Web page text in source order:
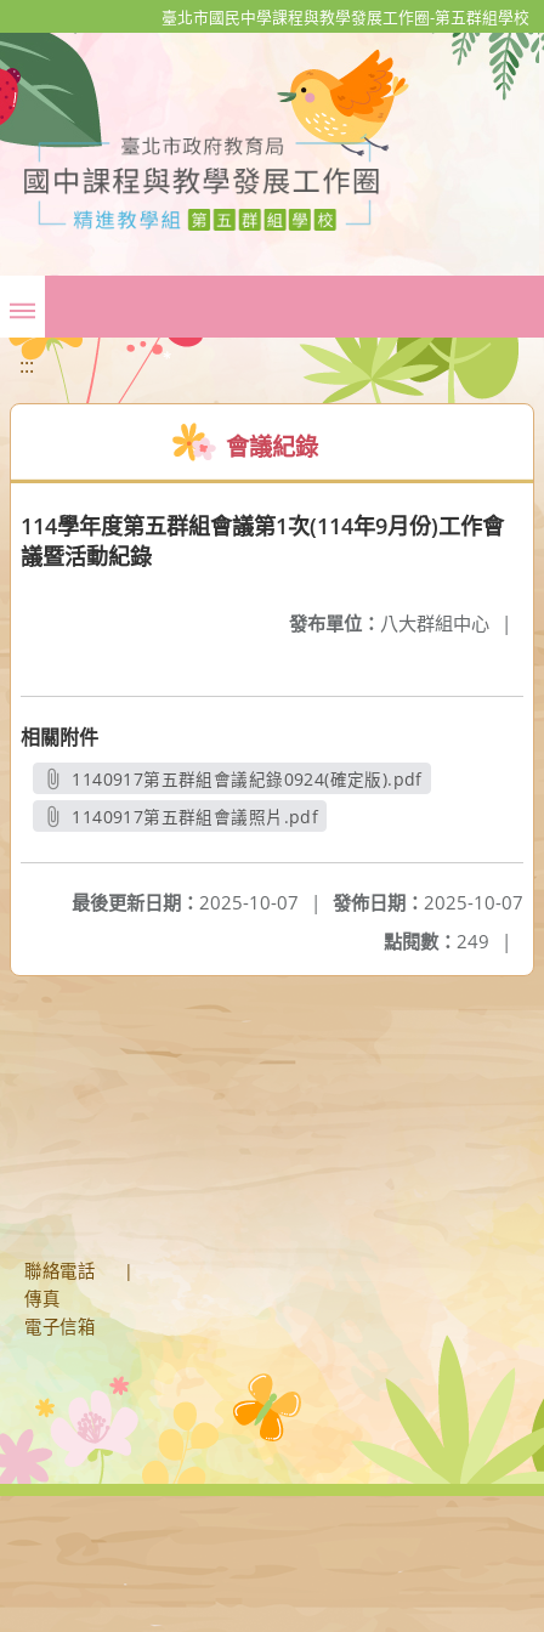
移至網頁之主要內容區位置臺北市國民中學課程與教學發展工作圈-第五群組學校
:::
會議紀錄
114學年度第五群組會議第1次(114年9月份)工作會
議暨活動紀錄
發布單位： 八大群組中心 |
相關附件
1140917第五群組會議紀錄0924(確定版).pdf
另開新視窗
1140917第五群組會議照片.pdf
發佈日期： 2025-10-07
最後更新日期： 2025-10-07
|
點閱數： 249 |
聯絡電話
|
傳真
電子信箱